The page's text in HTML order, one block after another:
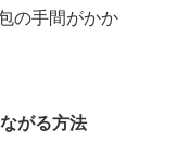
の手間がかか
がる方法